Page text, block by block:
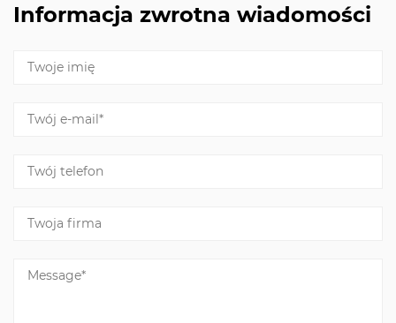
Informacja zwrotna wiadomości